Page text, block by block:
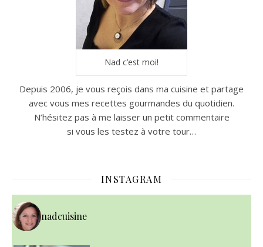
Nad c’est moi!
Depuis 2006, je vous reçois dans ma cuisine et partage
avec vous mes recettes gourmandes du quotidien.
N’hésitez pas à me laisser un petit commentaire
si vous les testez à votre tour…
INSTAGRAM
nadcuisine